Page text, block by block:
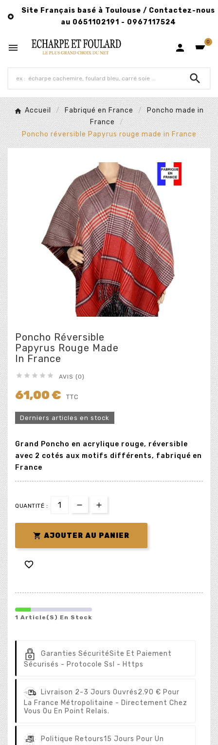

Site Français basé à Toulouse / Contactez-nous
au 0651102191 - 0967117524
  0

Accueil Fabriqué en France
Poncho made in
France
Poncho réversible Papyrus rouge made in France
Poncho Réversible
Papyrus Rouge Made
In France
     AVIS (0)
61,00 € TTC
Derniers articles en stock
Grand Poncho en acrylique rouge, réversible
avec 2 cotés aux motifs différents, fabriqué en
France
QUANTITÉ :
 AJOUTER AU PANIER

1 Article(s) En Stock
Garanties SécuritéSite Et Paiement
Sécurisés - Protocole Ssl - Https
Livraison 2-3 Jours Ouvrés2.90 € Pour
La France Métropolitaine - Directement Chez
Vous Ou En Point Relais.
Politique Retours15 Jours Pour Un